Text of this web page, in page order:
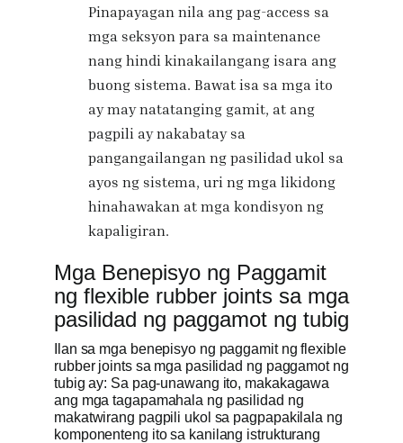
Pinapayagan nila ang pag-access sa
mga seksyon para sa maintenance
nang hindi kinakailangang isara ang
buong sistema. Bawat isa sa mga ito
ay may natatanging gamit, at ang
pagpili ay nakabatay sa
pangangailangan ng pasilidad ukol sa
ayos ng sistema, uri ng mga likidong
hinahawakan at mga kondisyon ng
kapaligiran.
Mga Benepisyo ng Paggamit
ng flexible rubber joints sa mga
pasilidad ng paggamot ng tubig
Ilan sa mga benepisyo ng paggamit ng flexible
rubber joints sa mga pasilidad ng paggamot ng
tubig ay: Sa pag-unawang ito, makakagawa
ang mga tagapamahala ng pasilidad ng
makatwirang pagpili ukol sa pagpapakilala ng
komponenteng ito sa kanilang istrukturang